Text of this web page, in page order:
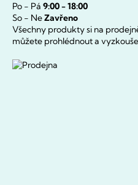
Po - Pá 9:00 - 18:00
So - NeZavřeno
Všechny produkty si na
můžete prohlédnout a